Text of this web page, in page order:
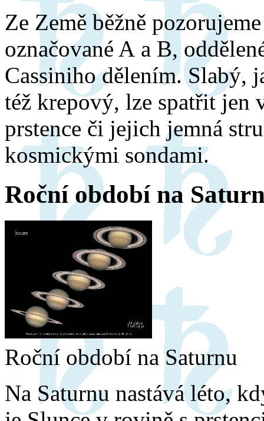
Ze Země běžně
označované A a B,
Cassiniho dělením. Slabý,
též krepový, lze spatřit jen
prstence či jejich jemná
kosmickými sondami.
Roční období na
Roční období na Saturnu
Na Saturnu nastává léto,